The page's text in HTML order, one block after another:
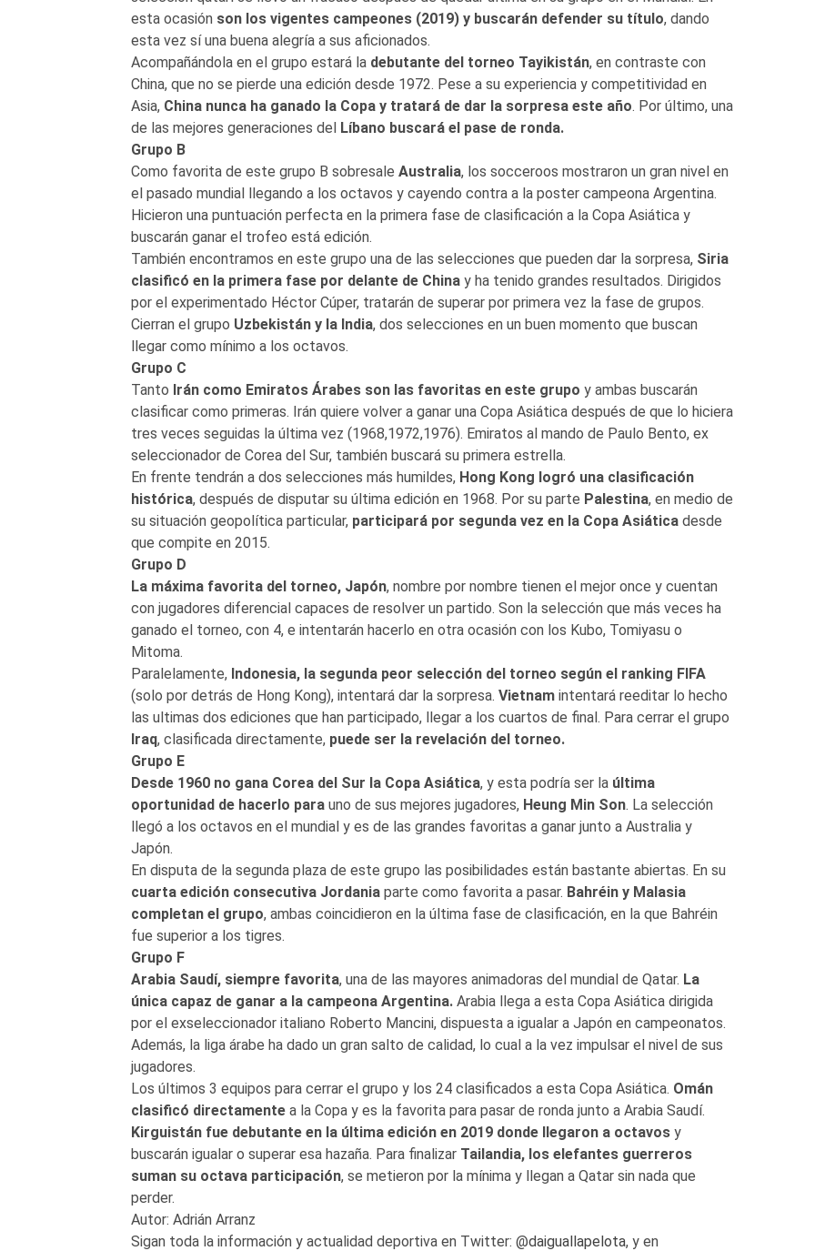
esta ocasión son los vigentes campeones (2019) y buscarán defender su título, dando
esta vez sí una buena alegría a sus aficionados.
Acompañándola en el grupo estará la debutante del torneo Tayikistán, en contraste con
China, que no se pierde una edición desde 1972. Pese a su experiencia y competitividad en
Asia, China nunca ha ganado la Copa y tratará de dar la sorpresa este año. Por último, una
de las mejores generaciones del Líbano buscará el pase de ronda.
Grupo B
Como favorita de este grupo B sobresale Australia, los socceroos mostraron un gran nivel en
el pasado mundial llegando a los octavos y cayendo contra a la poster campeona Argentina.
Hicieron una puntuación perfecta en la primera fase de clasificación a la Copa Asiática y
buscarán ganar el trofeo está edición.
También encontramos en este grupo una de las selecciones que pueden dar la sorpresa, Siria
clasificó en la primera fase por delante de Chinay ha tenido grandes resultados. Dirigidos
por el experimentado Héctor Cúper, tratarán de superar por primera vez la fase de grupos.
Cierran el grupo Uzbekistán y la India, dos selecciones en un buen momento que buscan
llegar como mínimo a los octavos.
Grupo C
Tanto Irán como Emiratos Árabes son las favoritas en este grupo y ambas buscarán
clasificar como primeras. Irán quiere volver a ganar una Copa Asiática después de que lo hiciera
tres veces seguidas la última vez (1968,1972,1976). Emiratos al mando de Paulo Bento, ex
seleccionador de Corea del Sur, también buscará su primera estrella.
En frente tendrán a dos selecciones más humildes, Hong Kong logró una clasificación
histórica, después de disputar su última edición en 1968. Por su parte Palestina, en medio de
su situación geopolítica particular, participará por segunda vez en la Copa Asiáticadesde
que compite en 2015.
Grupo D
La máxima favorita del torneo, Japón, nombre por nombre tienen el mejor once y cuentan
con jugadores diferencial capaces de resolver un partido. Son la selección que más veces ha
ganado el torneo, con 4, e intentarán hacerlo en otra ocasión con los Kubo, Tomiyasu o
Mitoma.
Paralelamente, Indonesia, la segunda peor selección del torneo según el ranking FIFA
(solo por detrás de Hong Kong), intentará dar la sorpresa. Vietnamintentará reeditar lo hecho
las ultimas dos ediciones que han participado, llegar a los cuartos de final. Para cerrar el grupo
Iraq, clasificada directamente, puede ser la revelación del torneo.
Grupo E
Desde 1960 no gana Corea del Sur la Copa Asiática, y esta podría ser la última
oportunidad de hacerlo parauno de sus mejores jugadores, Heung Min Son. La selección
llegó a los octavos en el mundial y es de las grandes favoritas a ganar junto a Australia y
Japón.
En disputa de la segunda plaza de este grupo las posibilidades están bastante abiertas. En su
cuarta edición consecutiva Jordaniaparte como favorita a pasar. Bahréin y Malasia
completan el grupo, ambas coincidieron en la última fase de clasificación, en la que Bahréin
fue superior a los tigres.
Grupo F
Arabia Saudí, siempre favorita, una de las mayores animadoras del mundial de Qatar. La
única capaz de ganar a la campeona Argentina.Arabia llega a esta Copa Asiática dirigida
por el exseleccionador italiano Roberto Mancini, dispuesta a igualar a Japón en campeonatos.
Además, la liga árabe ha dado un gran salto de calidad, lo cual a la vez impulsar el nivel de sus
jugadores.
Los últimos 3 equipos para cerrar el grupo y los 24 clasificados a esta Copa Asiática. Omán
clasificó directamentea la Copa y es la favorita para pasar de ronda junto a Arabia Saudí.
Kirguistán fue debutante en la última edición en 2019 donde llegaron a octavosy
buscarán igualar o superar esa hazaña. Para finalizar Tailandia, los elefantes guerreros
suman su octava participación, se metieron por la mínima y llegan a Qatar sin nada que
perder.
Autor: Adrián Arranz
Sigan toda la información y actualidad deportiva en Twitter: @daiguallapelota, y en